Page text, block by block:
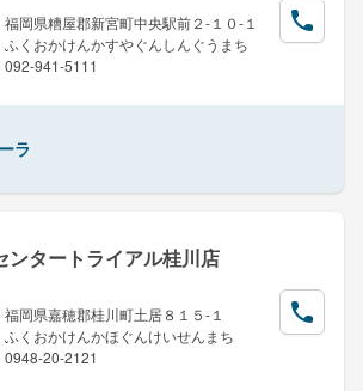
福岡県糟屋郡新宮町中央駅前２-１０-１
ふくおかけんかすやぐんしんぐうまち
092-941-5111
ラ
ンタートライアル桂川店
福岡県嘉穂郡桂川町土居８１５-１
ふくおかけんかほぐんけいせんまち
0948-20-2121